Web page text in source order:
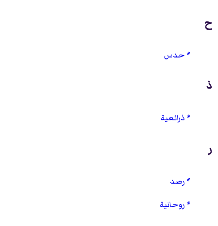
ح
حدس
ذ
ذرائعية
ر
رصد
روحانية